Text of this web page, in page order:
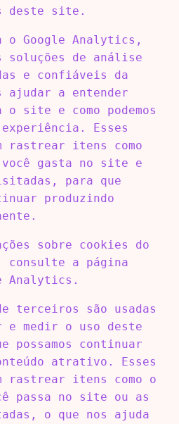
deste site.
o Google Analytics,
soluções de análise
e confiáveis ​​da
ajudar a entender
o site e como podemos
Esses
rastrear itens como
você gasta no site e
para que
produzindo
sobre cookies do
consulte a página
Analytics.
terceiros são usadas
e medir o uso deste
possamos continuar
atrativo. Esses
rastrear itens como o
passa no site ou as
o que nos ajuda